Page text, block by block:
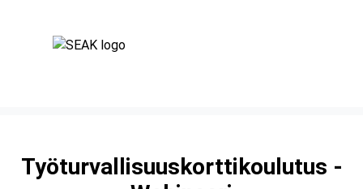
Työturvallisuuskorttikoulutus -